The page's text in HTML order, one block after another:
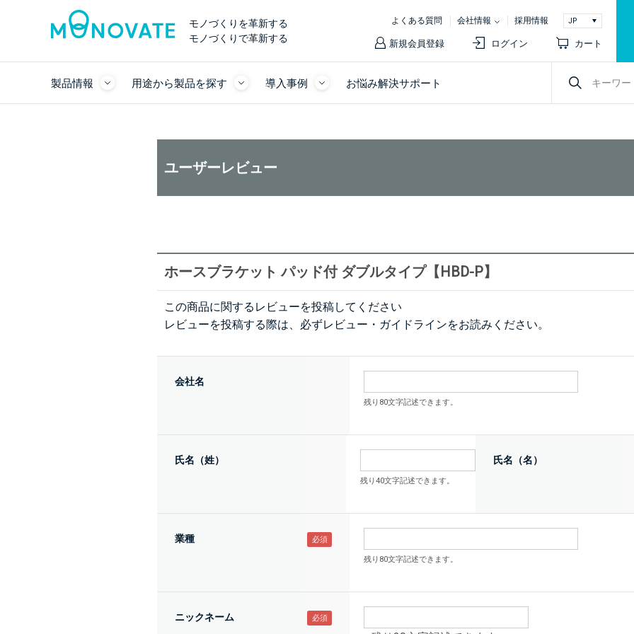
モノづくりを革新する
モノづくりで革新する
よくある質問 会社情報 採用情報
新規会員登録 ログイン カート
製品情報 用途から製品を探す 導入事例 お悩み解決サポート
ユーザーレビュー
ホースブラケット パッド付 ダブルタイプ【HBD-P】
この商品に関するレビューを投稿してください
レビューを投稿する際は、必ずレビュー・ガイドラインをお読みください。
会社名
残り80文字記述できます。
氏名（姓）
残り40文字記述できます。
氏名（名）
業種
残り80文字記述できます。
ニックネーム